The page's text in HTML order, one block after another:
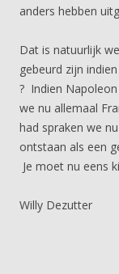
anders hebben
Dat is natuurlijk
gebeurd zijn
? Indien
we nu allemaal
had spraken we
ontstaan als een
Je moet nu eens
Willy Dezutter